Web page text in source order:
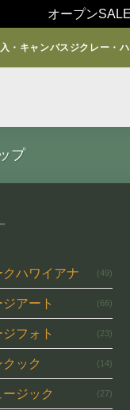
オープン
・キャンバスジクレー・
プ
ハワイアナ (49)
アート (66)
フォト (23)
ック (14)
ジック (27)